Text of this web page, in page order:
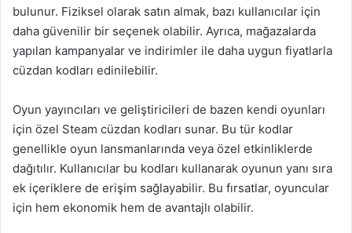
bulunur. Fiziksel olarak satın almak, bazı kullanıcılar için
daha güvenilir bir seçenek olabilir. Ayrıca, mağazalarda
yapılan kampanyalar ve indirimler ile daha uygun fiyatlarla
cüzdan kodları edinilebilir.
Oyun yayıncıları ve geliştiricileri de bazen kendi oyunları
için özel Steam cüzdan kodları sunar. Bu tür kodlar
genellikle oyun lansmanlarında veya özel etkinliklerde
dağıtılır. Kullanıcılar bu kodları kullanarak oyunun yanı sıra
ek içeriklere de erişim sağlayabilir. Bu fırsatlar, oyuncular
için hem ekonomik hem de avantajlı olabilir.